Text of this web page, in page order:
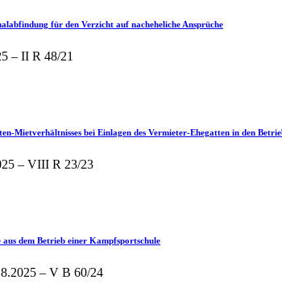
für den Verzicht auf nacheheliche Ansprüche
– II R 48/21
Mietverhältnisses bei Einlagen des Vermieter-Ehegatten in den
– VIII R 23/23
dem Betrieb einer Kampfsportschule
– V B 60/24